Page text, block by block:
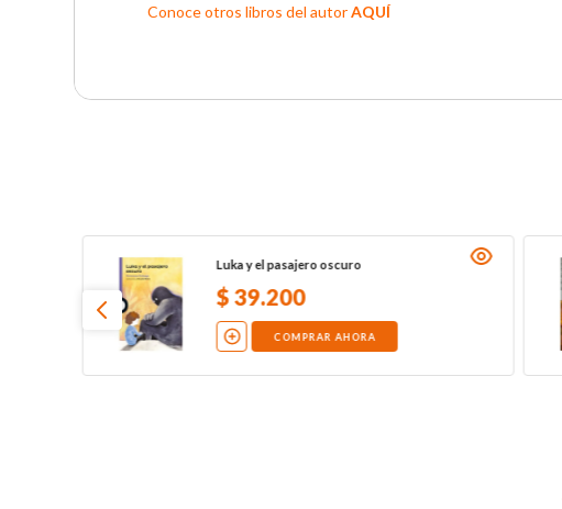
Conoce otros libros del autor AQUÍ
Luka y el pasajero oscuro
$39.200
COMPRAR AHORA